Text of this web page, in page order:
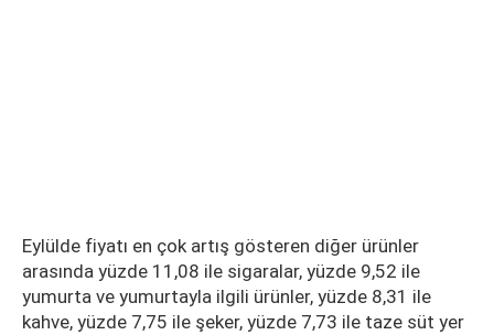
Eylülde fiyatı en çok artış gösteren diğer ürünler
arasında yüzde 11,08 ile sigaralar, yüzde 9,52 ile
yumurta ve yumurtayla ilgili ürünler, yüzde 8,31 ile
kahve, yüzde 7,75 ile şeker, yüzde 7,73 ile taze süt yer